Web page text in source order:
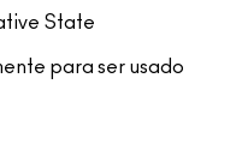
State
para ser usado